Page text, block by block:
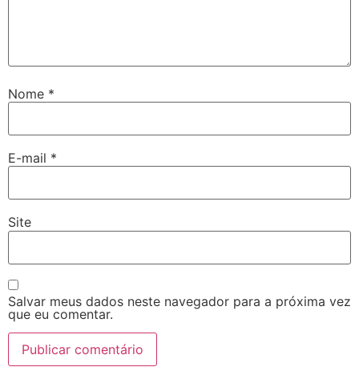
Nome *
E-mail *
Site
Salvar meus dados neste navegador para a próxima vez
que eu comentar.